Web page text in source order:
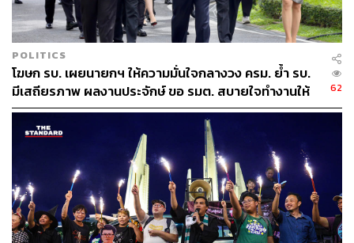
กลุ่มโมกหลวงริมน้ำ
กลุ่มการ์ด We Volunteer
กลุ่มเพื่อนกัญปฏิวัติ
กลุ่มล่องนภา
เทียนจรัส วงศ์พิเศษกุล
อ้างอิง:
THE STANDARD รวบรวม ณ วันที่ 10 กรกฎาคม
2566
TAGS: รัฐสภา
การชุมนุมทางการเมือง
ทิม-พิธา ลิ้มเจริญรัตน์
ประชุมรัฐสภา
POLITICS
โฆษก รบ. เผยนายกฯ ให้ความมั่นใจกลางวง ครม. ย้ำ รบ.
มีเสถียรภาพ ผลงานประจักษ์ ขอ รมต. สบายใจทำงานให้
เต็มที่ อย่าหวั่นไหวคำถามยุยง
62